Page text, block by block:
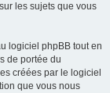
les sujets que vous
logiciel phpBB tout en
de portée du
créées par le logiciel
que vous nous